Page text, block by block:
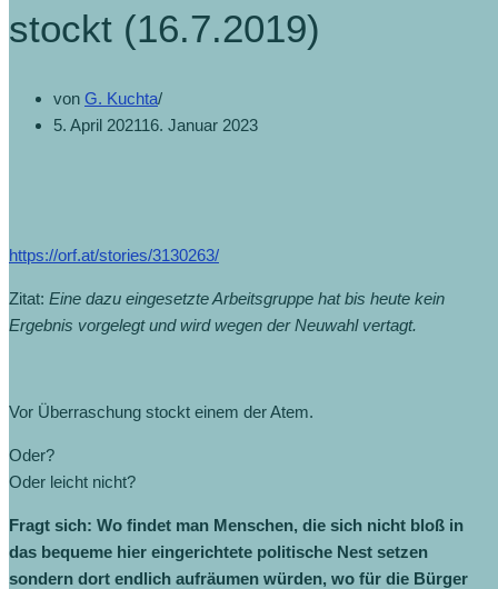
stockt (16.7.2019)
von G. Kuchta
5. April 202116. Januar 2023
https://orf.at/stories/3130263/
Zitat: Eine dazu eingesetzte Arbeitsgruppe hat bis heute kein
Ergebnis vorgelegt und wird wegen der Neuwahl vertagt.
Vor Überraschung stockt einem der Atem.
Oder?
Oder leicht nicht?
Fragt sich: Wo findet man Menschen, die sich nicht bloß in
das bequeme hier eingerichtete politische Nest setzen
sondern dort endlich aufräumen würden, wo für die Bürger